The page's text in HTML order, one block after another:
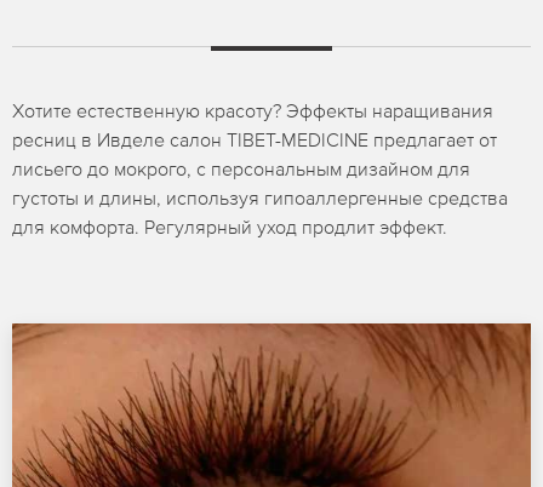
Хотите естественную красоту? Эффекты наращивания
ресниц в Ивделе салон TIBET-MEDICINE предлагает от
лисьего до мокрого, с персональным дизайном для
густоты и длины, используя гипоаллергенные средства
для комфорта. Регулярный уход продлит эффект.